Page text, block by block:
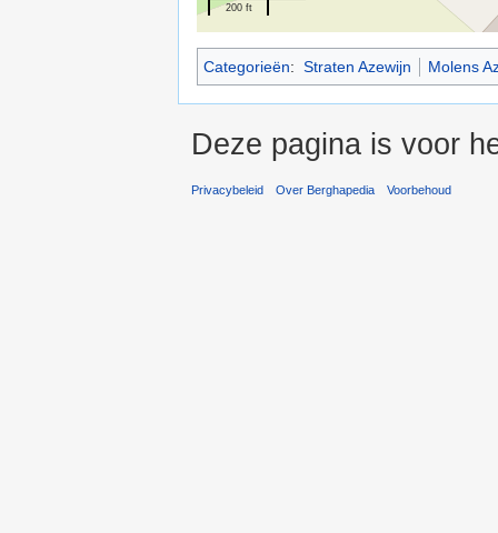
200 ft
Categorieën: Straten Azewijn Molens
Deze pagina is voor
Privacybeleid Over Berghapedia Voorbehoud